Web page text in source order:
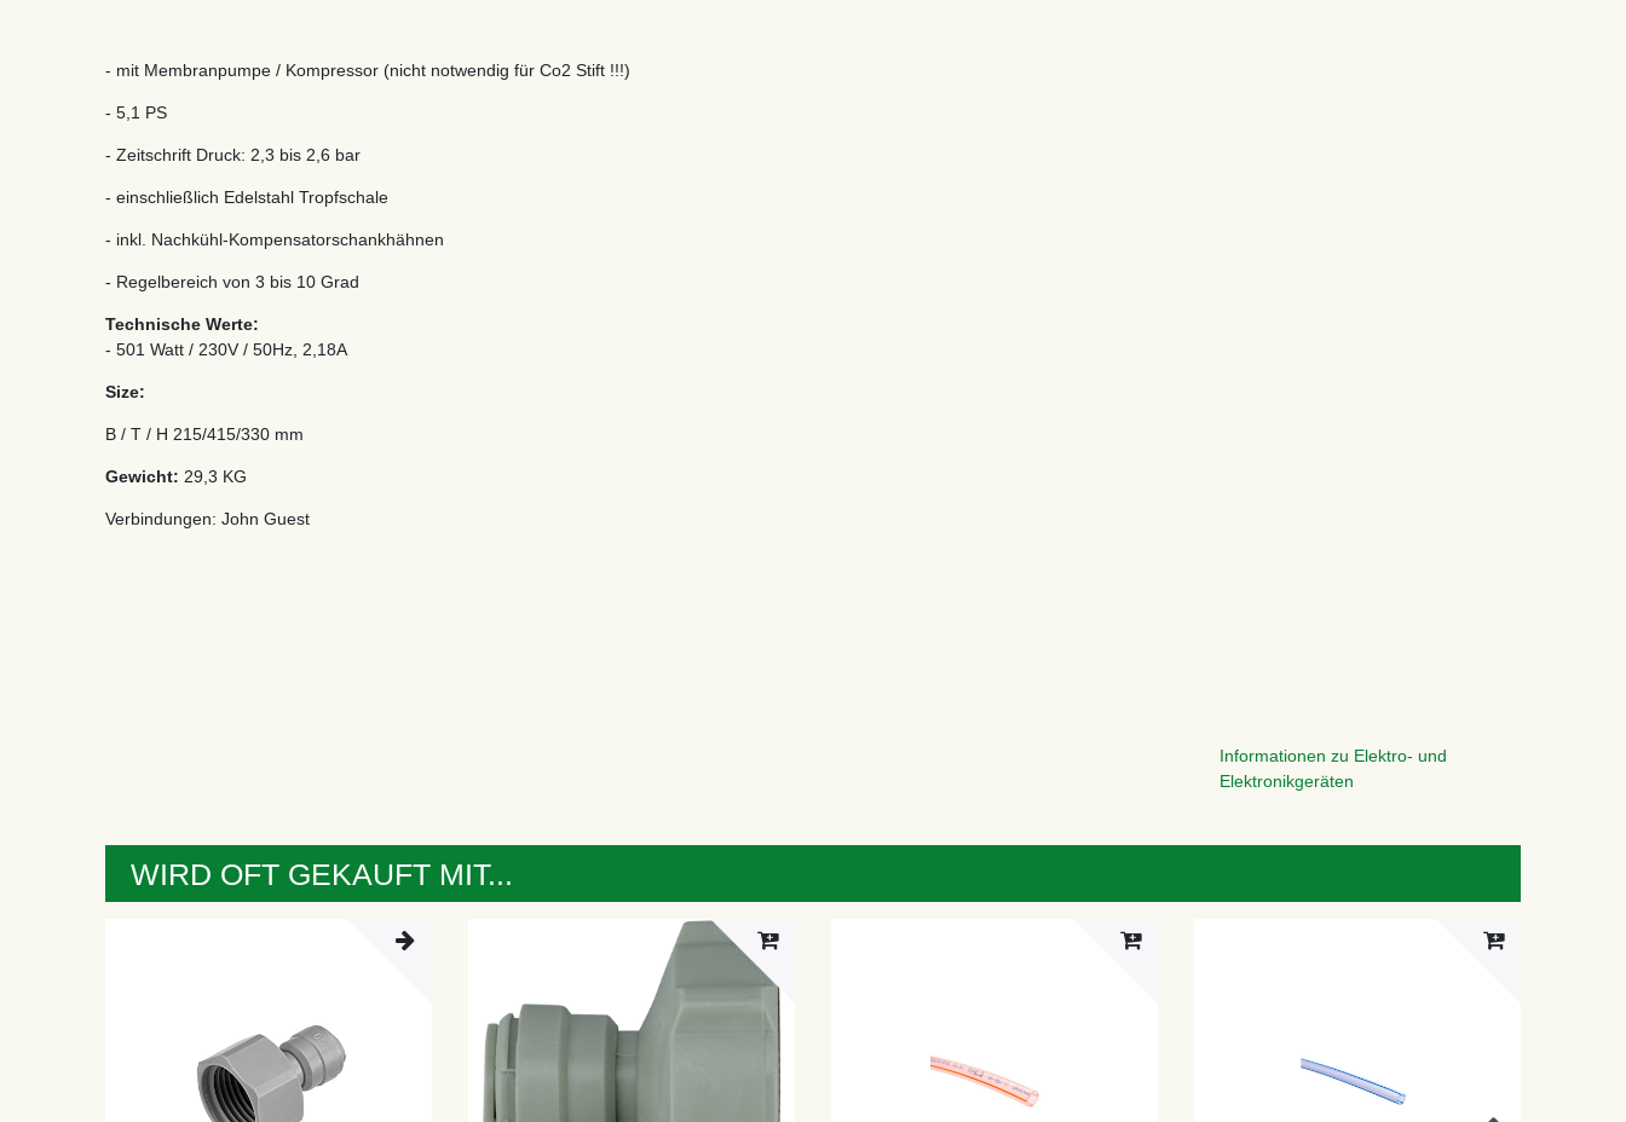
- mit Membranpumpe / Kompressor (nicht notwendig für Co2 Stift !!!)
- 5,1 PS
- Zeitschrift Druck: 2,3 bis 2,6 bar
- einschließlich Edelstahl Tropfschale
- inkl. Nachkühl-Kompensatorschankhähnen
- Regelbereich von 3 bis 10 Grad
Technische Werte:
- 501 Watt / 230V / 50Hz, 2,18A
Size:
B / T / H 215/415/330 mm
Gewicht: 29,3 KG
Verbindungen: John Guest
Informationen zu Elektro- und
Elektronikgeräten
WIRD OFT GEKAUFT MIT...